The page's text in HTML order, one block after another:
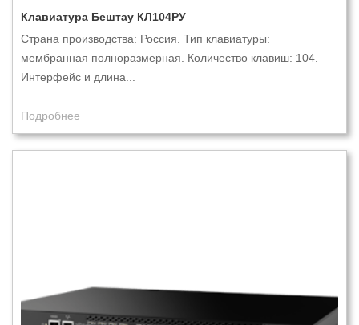
Клавиатура Бештау КЛ104РУ
Страна производства: Россия. Тип клавиатуры:
мембранная полноразмерная. Количество клавиш: 104.
Интерфейс и длина...
Подробнее